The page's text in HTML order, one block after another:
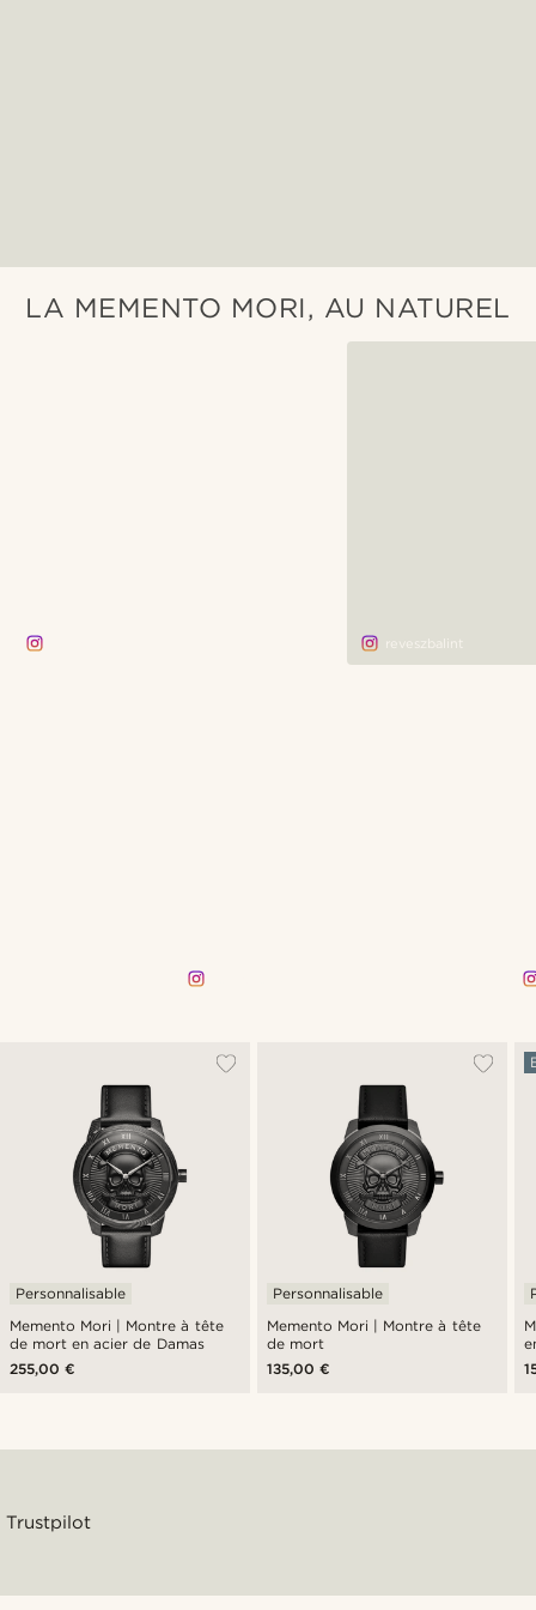
LA MEMENTO MORI, AU NATUREL
reveszbalint
Memento Mori | Montre à tête
de mort en acier de Damas
Personnalisable
255,00 €
Memento Mori | Montre à tête
de mort
Personnalisable
135,00 €
Trustpilot